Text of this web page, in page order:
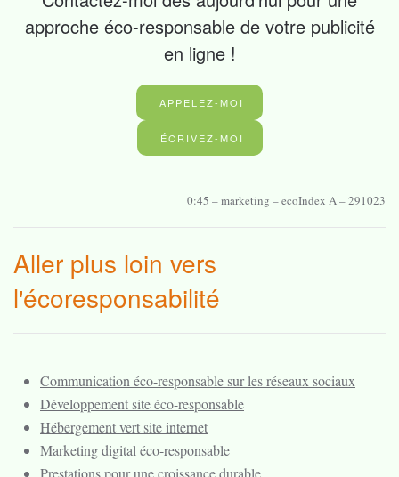
approche éco-responsable de votre publicité
en ligne !
APPELEZ-MOI
ÉCRIVEZ-MOI
0:45 – marketing – ecoIndex A – 291023
Aller plus loin vers
l'écoresponsabilité
Communication éco-responsable sur les réseaux sociaux
Développement site éco-responsable
Hébergement vert site internet
Marketing digital éco-responsable
Prestations pour une croissance durable